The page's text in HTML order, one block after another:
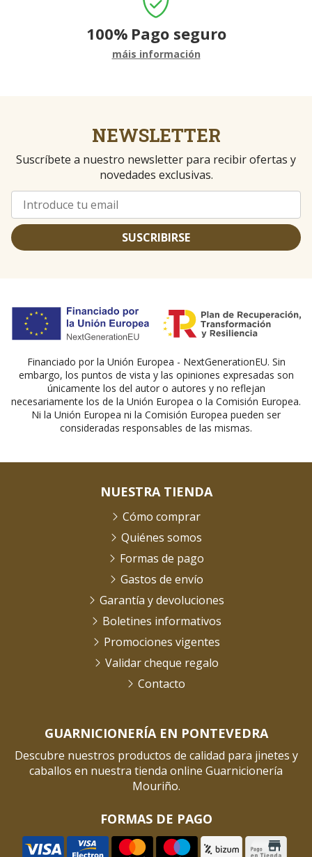
100% Pago seguro
máis información
NEWSLETTER
Suscríbete a nuestro newsletter para recibir ofertas y
novedades exclusivas.
SUSCRIBIRSE
Financiado por la Unión Europea - NextGenerationEU. Sin
embargo, los puntos de vista y las opiniones expresadas son
únicamente los del autor o autores y no reflejan
necesariamente los de la Unión Europea o la Comisión Europea.
Ni la Unión Europea ni la Comisión Europea pueden ser
consideradas responsables de las mismas.
GUARNICIONERÍA EN PONTEVEDRA
Descubre nuestros productos de calidad para jinetes y
caballos en nuestra tienda online Guarnicionería
Mouriño.
FORMAS DE PAGO
NUESTRA TIENDA
Cómo comprar
Quiénes somos
Formas de pago
Gastos de envío
Garantía y devoluciones
Boletines informativos
Promociones vigentes
Validar cheque regalo
Contacto